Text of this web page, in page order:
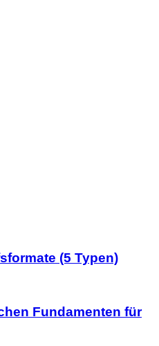
(5 Typen)
Fundamenten für